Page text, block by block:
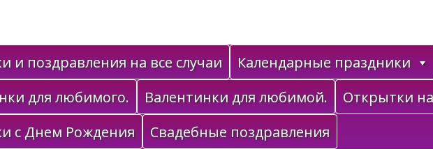
подарок
и поздравления на все случаи
Календарные праздники
для любимого.
Валентинки для любимой.
Открытки
с Днем Рождения
Свадебные поздравления